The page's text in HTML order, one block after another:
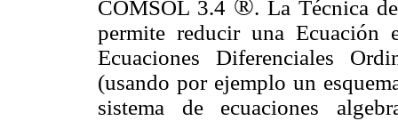
COMSOL 3.4 ®. La Técnica
permite reducir una Ecuación
Ecuaciones Diferenciales
(usando por ejemplo un
sistema de ecuaciones